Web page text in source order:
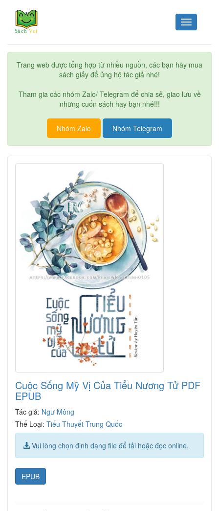
Toggle
navigation
Trang web được tổng hợp từ nhiều nguồn, các bạn hãy mua
sách giấy để ủng hộ tác giả nhé!
Tham gia các nhóm Zalo/ Telegram để chia sẻ, giao lưu về
những cuốn sách hay bạn nhé!!!
Nhóm Zalo Nhóm Telegram
Cuộc Sống Mỹ Vị Của Tiểu Nương Tử PDF
EPUB
Tác giả: Ngư Mông
Thể Loại: Tiểu Thuyết Trung Quốc
Vui lòng chọn định dạng file để tải hoặc đọc online.
EPUB